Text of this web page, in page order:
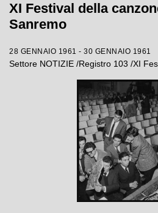
XI Festival della
Sanremo
28 GENNAIO 1961 - 30 GENNAIO 1961
Settore NOTIZIE /Registro 103 /XI